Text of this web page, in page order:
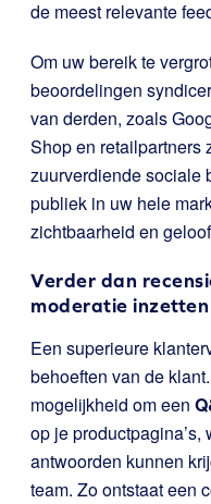
de meest relevante
Om uw bereik te
beoordelingen
van derden, zoals
Shop en retailpartners
zuurverdiende sociale
publiek in uw hele
zichtbaarheid en
Verder dan
moderatie
Een superieure
behoeften van de
mogelijkheid om een
op je
antwoorden kunnen
team. Zo ontstaat een